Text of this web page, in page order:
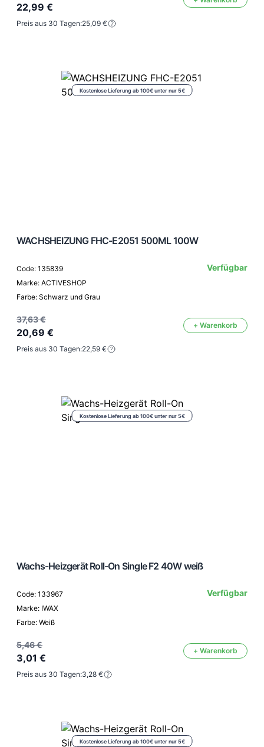
22,99 €
Preis aus 30 Tagen:25,09 €
Kostenlose Lieferung ab 100€ unter nur 5€
WACHSHEIZUNG FHC-E2051 500ML 100W
Code: 135839
Marke: ACTIVESHOP
Farbe: Schwarz und Grau
Verfügbar
37,63 €
20,69 €
+ Warenkorb
Preis aus 30 Tagen:22,59 €
Kostenlose Lieferung ab 100€ unter nur 5€
Wachs-Heizgerät Roll-On Single F2 40W weiß
Code: 133967
Marke: IWAX
Farbe: Weiß
Verfügbar
5,46 €
3,01 €
+ Warenkorb
Preis aus 30 Tagen:3,28 €
Kostenlose Lieferung ab 100€ unter nur 5€